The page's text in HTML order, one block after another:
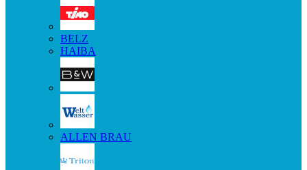
BELZ
HAIBA
ALLEN BRAU